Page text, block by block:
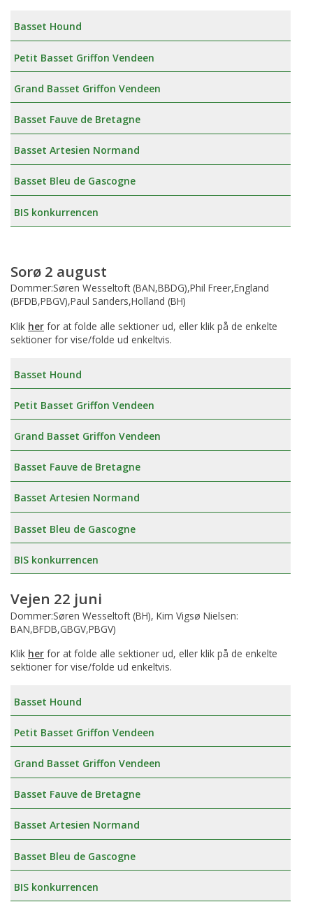
Basset Hound
Petit Basset Griffon Vendeen
Grand Basset Griffon Vendeen
Basset Fauve de Bretagne
Basset Artesien Normand
Basset Bleu de Gascogne
BIS konkurrencen
Sorø 2 august
Dommer:Søren Wesseltoft (BAN,BBDG),Phil Freer,England
(BFDB,PBGV),Paul Sanders,Holland (BH)
Klik her for at folde alle sektioner ud, eller klik på de enkelte
sektioner for vise/folde ud enkeltvis.
Basset Hound
Petit Basset Griffon Vendeen
Grand Basset Griffon Vendeen
Basset Fauve de Bretagne
Basset Artesien Normand
Basset Bleu de Gascogne
BIS konkurrencen
Vejen 22 juni
Dommer:Søren Wesseltoft (BH), Kim Vigsø Nielsen:
BAN,BFDB,GBGV,PBGV)
Klik her for at folde alle sektioner ud, eller klik på de enkelte
sektioner for vise/folde ud enkeltvis.
Basset Hound
Petit Basset Griffon Vendeen
Grand Basset Griffon Vendeen
Basset Fauve de Bretagne
Basset Artesien Normand
Basset Bleu de Gascogne
BIS konkurrencen